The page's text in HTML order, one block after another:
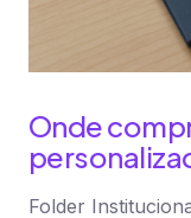
Onde
Folder